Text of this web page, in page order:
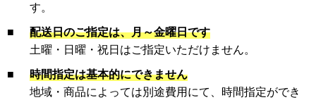
す。
■
配送日のご指定は、月～金曜日です
土曜・日曜・祝日はご指定いただけません。
■
時間指定は基本的にできません
地域・商品によっては別途費用にて、時間指定ができ